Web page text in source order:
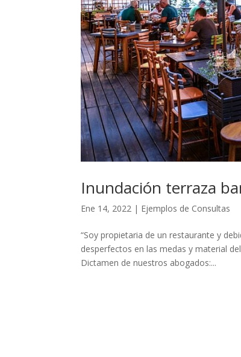
Inundación terraza
Ene 14, 2022 | Ejemplos de Consultas
“Soy propietaria de un restaurante y
desperfectos en las medas y material
Dictamen de nuestros abogados:...